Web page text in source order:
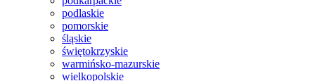
podlaskie
pomorskie
śląskie
świętokrzyskie
warmińsko-mazurskie
wielkopolskie